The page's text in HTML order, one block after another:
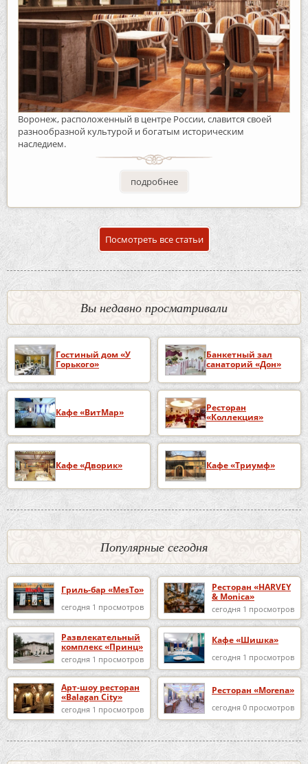
Воронеж, расположенный в центре России, славится своей
разнообразной культурой и богатым историческим
наследием.
подробнее
Посмотреть все статьи
Вы недавно просматривали
Гостиный дом «У
Горького»
Банкетный зал
санаторий «Дон»
Кафе «ВитМар»
Ресторан
«Коллекция»
Кафе «Дворик» Кафе «Триумф»
Популярные сегодня
Гриль-бар «MesTo»
сегодня 1 просмотров
Ресторан «HARVEY
& Monica»
сегодня 1 просмотров
Развлекательный
комплекс «Принц»
сегодня 1 просмотров
Кафе «Шишка»
сегодня 1 просмотров
Арт-шоу ресторан
«Balagan City»
сегодня 1 просмотров
Ресторан «Morena»
сегодня 0 просмотров